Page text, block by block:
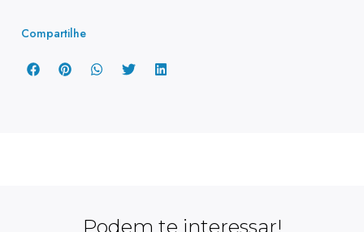
Compartilhe
Podem te interessar!